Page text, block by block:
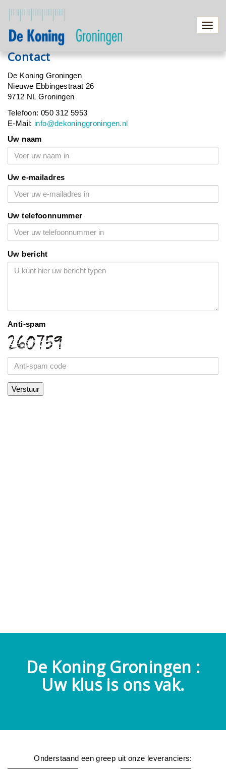
Contact
De Koning Groningen
Nieuwe Ebbingestraat 26
9712 NL Groningen
Telefoon: 050 312 5953
E-Mail: info@dekoninggroningen.nl
Uw naam
Uw e-mailadres
Uw telefoonnummer
Uw bericht
Anti-spam
Verstuur
De Koning Groningen :
Uw klus is ons vak.
Onderstaand een greep uit onze leveranciers: